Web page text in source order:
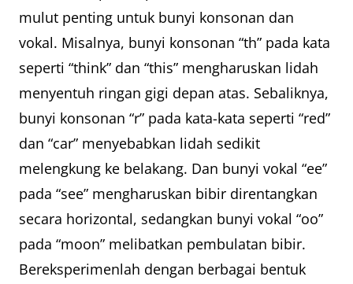
mulut penting untuk bunyi konsonan dan
vokal. Misalnya, bunyi konsonan “th” pada kata
seperti “think” dan “this” mengharuskan lidah
menyentuh ringan gigi depan atas. Sebaliknya,
bunyi konsonan “r” pada kata-kata seperti “red”
dan “car” menyebabkan lidah sedikit
melengkung ke belakang. Dan bunyi vokal “ee”
pada “see” mengharuskan bibir direntangkan
secara horizontal, sedangkan bunyi vokal “oo”
pada “moon” melibatkan pembulatan bibir.
Bereksperimenlah dengan berbagai bentuk